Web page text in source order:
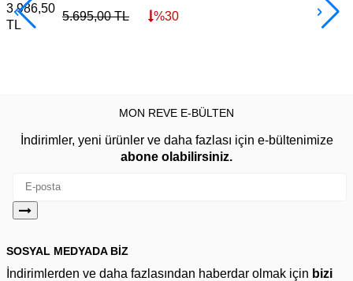
3.986,50
TL
5.695,00TL %30
MON REVE E-BÜLTEN
İndirimler, yeni ürünler ve daha fazlası için e-bültenimize
abone olabilirsiniz.
SOSYAL MEDYADA BİZ
İndirimlerden ve daha fazlasından haberdar olmak için bizi